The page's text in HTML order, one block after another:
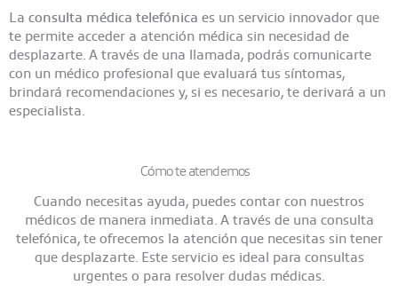
La consulta médica telefónica es un servicio innovador que
te permite acceder a atención médica sin necesidad de
desplazarte. A través de una llamada, podrás comunicarte
con un médico profesional que evaluará tus síntomas,
brindará recomendaciones y, si es necesario, te derivará a un
especialista.
Cómo te atendemos
Cuando necesitas ayuda, puedes contar con nuestros
médicos de manera inmediata. A través de una consulta
telefónica, te ofrecemos la atención que necesitas sin tener
que desplazarte. Este servicio es ideal para consultas
urgentes o para resolver dudas médicas.